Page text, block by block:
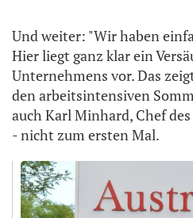
Und weiter: "Wir haben
Hier liegt ganz klar ein
Unternehmens vor. Das
den arbeitsintensiven
auch Karl Minhard, Chef
- nicht zum ersten Mal.